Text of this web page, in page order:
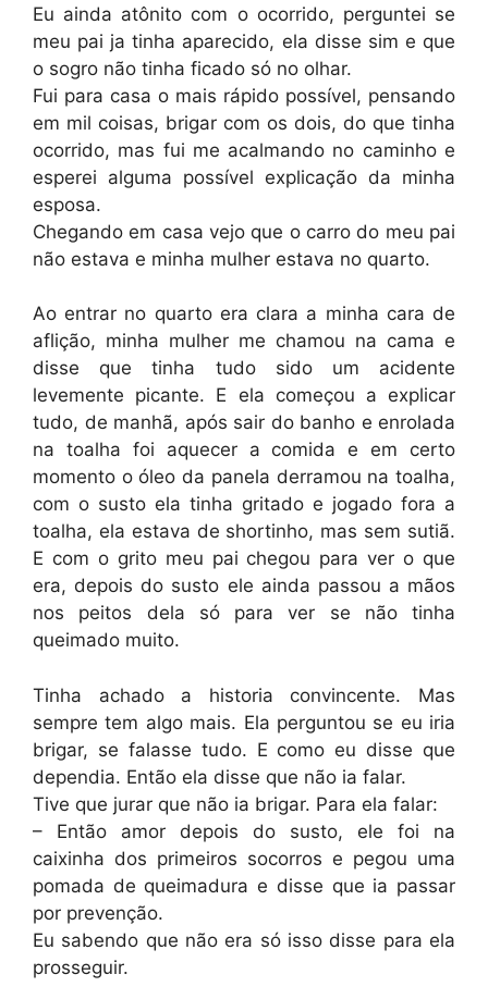
Eu ainda atônito com o ocorrido, perguntei se
meu pai ja tinha aparecido, ela disse sim e que
o sogro não tinha ficado só no olhar.
Fui para casa o mais rápido possível, pensando
em mil coisas, brigar com os dois, do que tinha
ocorrido, mas fui me acalmando no caminho e
esperei alguma possível explicação da minha
esposa.
Chegando em casa vejo que o carro do meu pai
não estava e minha mulher estava no quarto.
Ao entrar no quarto era clara a minha cara de
aflição, minha mulher me chamou na cama e
disse que tinha tudo sido um acidente
levemente picante. E ela começou a explicar
tudo, de manhã, após sair do banho e enrolada
na toalha foi aquecer a comida e em certo
momento o óleo da panela derramou na toalha,
com o susto ela tinha gritado e jogado fora a
toalha, ela estava de shortinho, mas sem sutiã.
E com o grito meu pai chegou para ver o que
era, depois do susto ele ainda passou a mãos
nos peitos dela só para ver se não tinha
queimado muito.
Tinha achado a historia convincente. Mas
sempre tem algo mais. Ela perguntou se eu iria
brigar, se falasse tudo. E como eu disse que
dependia. Então ela disse que não ia falar.
Tive que jurar que não ia brigar. Para ela falar:
– Então amor depois do susto, ele foi na
caixinha dos primeiros socorros e pegou uma
pomada de queimadura e disse que ia passar
por prevenção.
Eu sabendo que não era só isso disse para ela
prosseguir.